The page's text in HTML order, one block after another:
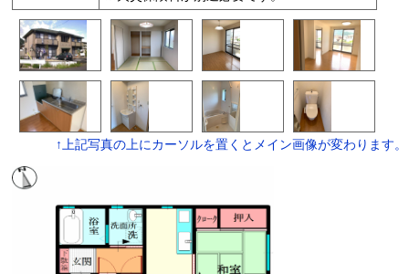
↑上記写真の上にカーソルを置くとメイン画像が変わります。